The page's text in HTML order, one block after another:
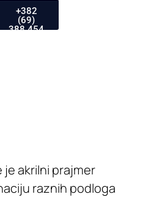
+382
(69)
388 454
je akrilni prajmer
raznih podloga